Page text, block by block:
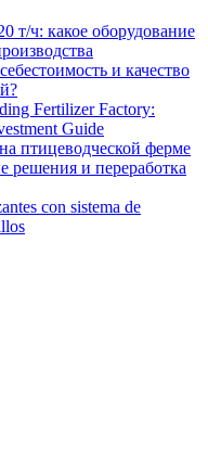
т/ч: какое оборудование
и качество
Fertilizer Factory:
Guide
птицеводческой ферме
решения и переработка
con sistema de